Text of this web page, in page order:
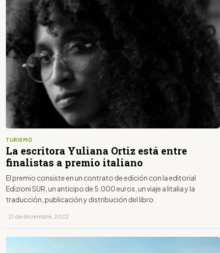
TURISMO
La escritora Yuliana Ortiz está entre
finalistas a premio italiano
El premio consiste en un contrato de edición con la editorial
Edizioni SUR, un anticipo de 5.000 euros, un viaje a Iitalia y la
traducción, publicación y distribución del libro.
· 21 de diciembre, 2022